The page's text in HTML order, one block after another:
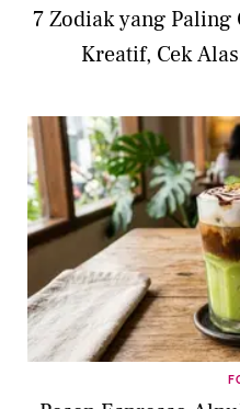
7 Zodiak yang
Kreatif, Cek